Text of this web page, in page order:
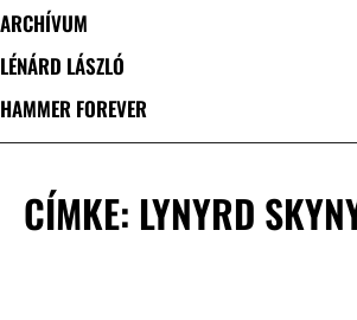
ARCHÍVUM
LÉNÁRD LÁSZLÓ
HAMMER FOREVER
CÍMKE: LYNYRD